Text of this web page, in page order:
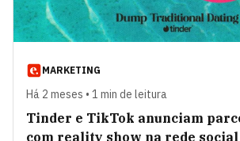
MARKETING
Há 2 meses • 1 min de leitura
Tinder e TikTok anunciam
com reality show na rede social